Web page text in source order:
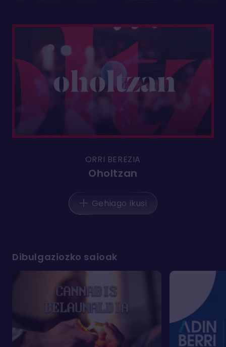
ORRI BEREZIA
Oholtzan
Gehiago ikusi
Dibulgaziozko saioak